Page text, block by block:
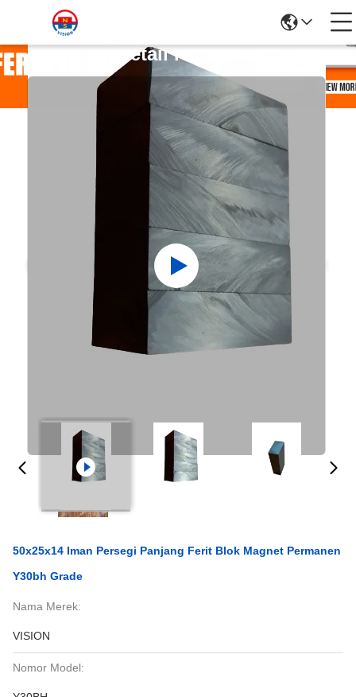
Detail Produk
50x25x14 Iman Persegi Panjang Ferit Blok Magnet Permanen
Y30bh Grade
Nama Merek:
VISION
Nomor Model: